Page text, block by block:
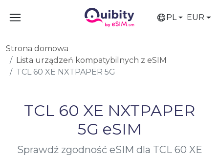
PL EUR
Strona domowa
Lista urządzeń kompatybilnych z eSIM
TCL 60 XE NXTPAPER 5G
TCL 60 XE NXTPAPER
5G eSIM
Sprawdź zgodność eSIM dla TCL 60 XE